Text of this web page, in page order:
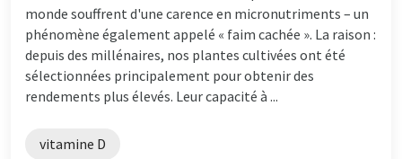
monde souffrent d'une carence en micronutriments – un
phénomène également appelé « faim cachée ». La raison :
depuis des millénaires, nos plantes cultivées ont été
sélectionnées principalement pour obtenir des
rendements plus élevés. Leur capacité à ...
vitamine D